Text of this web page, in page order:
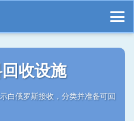
收设施
白俄罗斯接收，分类并准备可回